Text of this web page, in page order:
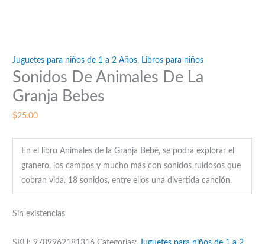
Juguetes para niños de 1 a 2 Años, Libros para niños
Sonidos De Animales De La
Granja Bebes
$25.00
En el libro Animales de la Granja Bebé, se podrá explorar el
granero, los campos y mucho más con sonidos ruidosos que
cobran vida. 18 sonidos, entre ellos una divertida canción.
Sin existencias